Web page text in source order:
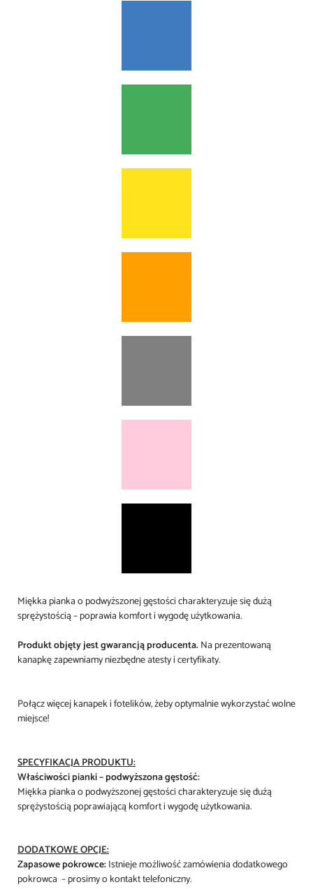
Miękka pianka o podwyższonej gęstości charakteryzuje się dużą
sprężystością – poprawia komfort i wygodę użytkowania.
Produkt objęty jest gwarancją producenta.Na prezentowaną
kanapkę zapewniamy niezbędne atesty i certyfikaty.
Połącz więcej kanapek i fotelików, żeby optymalnie wykorzystać wolne
miejsce!
SPECYFIKACJA PRODUKTU:
Właściwości pianki – podwyższona gęstość:
Miękka pianka o podwyższonej gęstości charakteryzuje się dużą
sprężystością poprawiającą komfort i wygodę użytkowania.
DODATKOWE OPCJE:
Zapasowe pokrowce:Istnieje możliwość zamówienia dodatkowego
pokrowca – prosimy o kontakt telefoniczny.